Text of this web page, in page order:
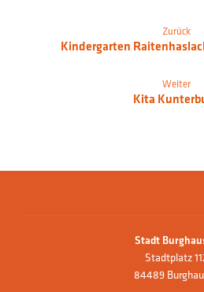
Zurück
Kindergarten
Weiter
Kita
Stadt
Stadtplatz
84489